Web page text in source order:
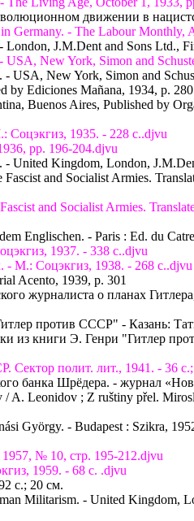
движении в
Germany. - The Labour Monthly,
J.M.Dent and Sons Ltd.,
New York, Simon and
USA, New York, Simon and
by Ediciones Mañana, 1934, p. 280
Buenos Aires, Published by
Соцэкгиз, 1935. - 228 с..djvu
pp. 196-204.djvu
United Kingdom, London,
and Socialist Armies.
and Socialist Armies.
Englischen. - Paris : Ed. du
1937. - 338 с..djvu
- М.: Соцэкгиз, 1938. - 268 с..djvu
Acento, 1939, p. 301
журналиста о планах
против СССР" - Казань:
из книги Э. Генри "Гитлер
Сектор полит. лит., 1941. - 36
банка Шрёдера. - журнал
Leonidov ; Z ruštiny přel.
György. - Budapest : Szikra,
№ 10, стр. 195-212.djvu
1959. - 68 с. .djvu
с.; 20 см.
Militarism. - United Kingdom,